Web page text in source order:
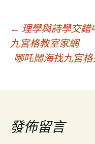
文
章
導
覽
← 理學與詩學交錯
九宮格教室家網
哪吒鬧海找九宮
發佈留言